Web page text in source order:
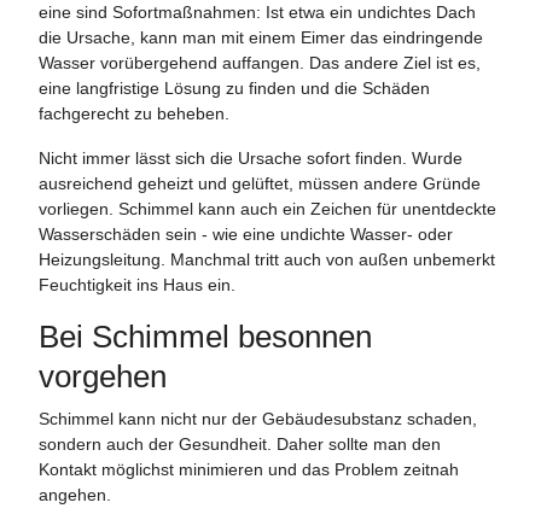
eine sind Sofortmaßnahmen: Ist etwa ein undichtes Dach
die Ursache, kann man mit einem Eimer das eindringende
Wasser vorübergehend auffangen. Das andere Ziel ist es,
eine langfristige Lösung zu finden und die Schäden
fachgerecht zu beheben.
Nicht immer lässt sich die Ursache sofort finden. Wurde
ausreichend geheizt und gelüftet, müssen andere Gründe
vorliegen. Schimmel kann auch ein Zeichen für unentdeckte
Wasserschäden sein - wie eine undichte Wasser- oder
Heizungsleitung. Manchmal tritt auch von außen unbemerkt
Feuchtigkeit ins Haus ein.
Bei Schimmel besonnen
vorgehen
Schimmel kann nicht nur der Gebäudesubstanz schaden,
sondern auch der Gesundheit. Daher sollte man den
Kontakt möglichst minimieren und das Problem zeitnah
angehen.